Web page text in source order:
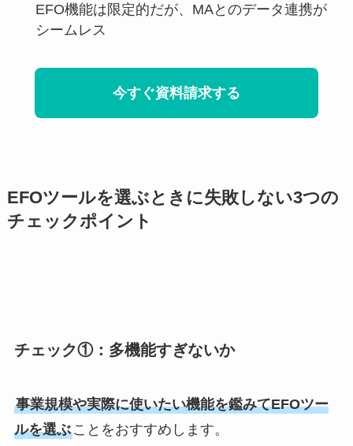
EFO機能は限定的だが、MAとのデータ連携が
シームレス
今すぐ資料請求する
EFOツールを選ぶときに失敗しない3つの
チェックポイント
チェック①：多機能すぎないか
事業規模や実際に使いたい機能を鑑みてEFOツー
ルを選ぶことをおすすめします。